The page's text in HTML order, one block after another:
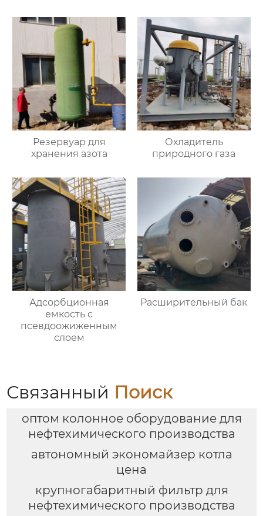
Резервуар для
хранения азота
Охладитель
природного газа
Адсорбционная
емкость с
псевдоожиженным
слоем
Расширительный бак
Связанный Поиск
оптом колонное оборудование для
нефтехимического производства
автономный экономайзер котла
цена
крупногабаритный фильтр для
нефтехимического производства